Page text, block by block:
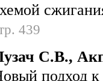
439
С.В.,
подход к